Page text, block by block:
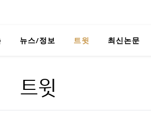
뉴스/정보 트윗 최신논문
트윗